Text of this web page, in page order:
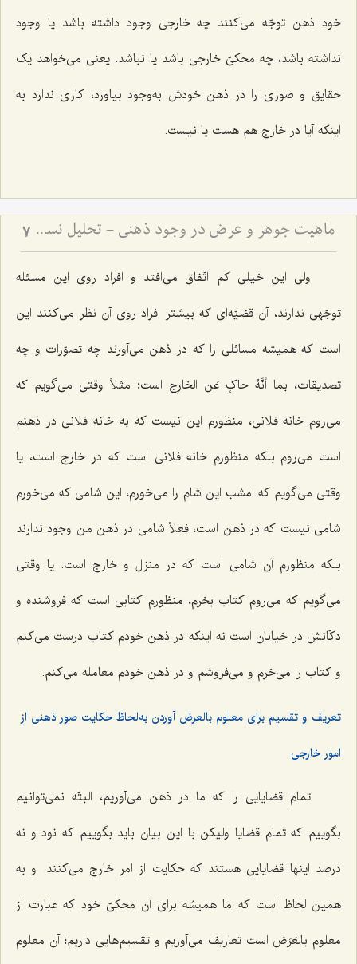
خود ذهن توجّه می‌کنند چه خارجى وجود داشته باشد یا وجود
نداشته باشد، چه محکىّ خارجى باشد یا نباشد. یعنی مى‌خواهد یک
حقایق و صورى را در ذهن خودش به‌وجود بیاورد، کارى ندارد به
اینکه آیا در خارج هم هست یا نیست.
ماهیت جوهر و عرض در وجود ذهنی - تحلیل نسبت میان کلیات جواهر و صور عقلیه 7
ولى این خیلى کم اتّفاق مى‌افتد و افراد روی این مسئله
توجّهى ندارند، آن قضیّه‌ای که بیشتر افراد روى آن نظر مى‌کنند این
است که همیشه مسائلى را که در ذهن مى‌آورند چه تصوّرات و چه
تصدیقات، بما أنَّهُ حاکٍ عَن الخارِج است؛ مثلاً وقتی می‌گویم که
مى‌روم خانه فلانى، منظورم این نیست که به خانه فلانى در ذهنم
است می‌روم بلکه منظورم خانه فلانى است که در خارج است، یا
وقتی می‌گویم که امشب این شام را مى‌خورم، این شامى که مى‌خورم
شامى نیست که در ذهن است، فعلاً شامى در ذهن من وجود ندارند
بلکه منظورم آن شامى است که در منزل و خارج است. یا وقتی
می‌گویم که مى‌روم کتاب بخرم، منظورم کتابى است که فروشنده و
دکّانش در خیابان است نه اینکه در ذهن خودم کتاب درست مى‌کنم
و کتاب را مى‌خرم و مى‌فروشم و در ذهن خودم معامله مى‌کنم.
تعریف و تقسیم برای معلوم بالعرض آوردن به‌لحاظ حکایت صور ذهنی از
امور خارجی
تمام قضایایى را که ما در ذهن مى‌آوریم، البتّه نمى‌توانیم
بگوییم که تمام قضایا ولیکن با این بیان باید بگوییم که نود و نه
درصد اینها قضایایى هستند که حکایت از امر خارج مى‌کنند. و به
همین لحاظ است که ما همیشه براى آن محکىّ خود که عبارت از
معلوم بالعَرَض است تعاریف مى‌آوریم و تقسیم‌هایى داریم؛ آن معلوم